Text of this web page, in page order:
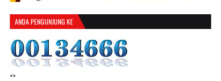
ANDA PENGUNJUNG KE
<>